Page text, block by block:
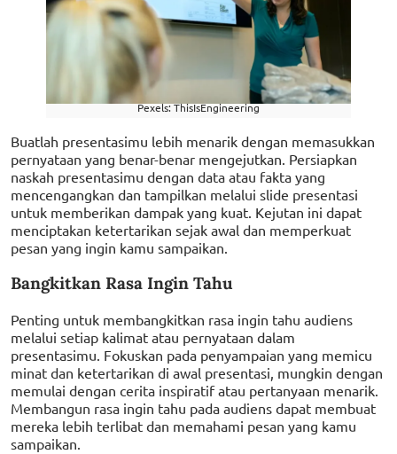
Pexels: ThisIsEngineering
Buatlah presentasimu lebih menarik dengan memasukkan
pernyataan yang benar-benar mengejutkan. Persiapkan
naskah presentasimu dengan data atau fakta yang
mencengangkan dan tampilkan melalui slide presentasi
untuk memberikan dampak yang kuat. Kejutan ini dapat
menciptakan ketertarikan sejak awal dan memperkuat
pesan yang ingin kamu sampaikan.
Bangkitkan Rasa Ingin Tahu
Penting untuk membangkitkan rasa ingin tahu audiens
melalui setiap kalimat atau pernyataan dalam
presentasimu. Fokuskan pada penyampaian yang memicu
minat dan ketertarikan di awal presentasi, mungkin dengan
memulai dengan cerita inspiratif atau pertanyaan menarik.
Membangun rasa ingin tahu pada audiens dapat membuat
mereka lebih terlibat dan memahami pesan yang kamu
sampaikan.